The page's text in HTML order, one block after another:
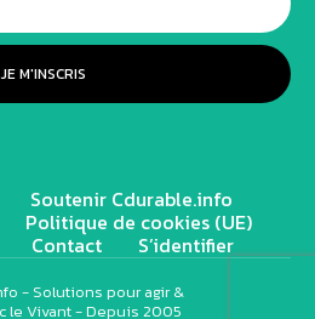
JE M'INSCRIS
Soutenir Cdurable.info
Politique de cookies (UE)
Contact S’identifier
- Solutions pour agir &
le Vivant - Depuis 2005